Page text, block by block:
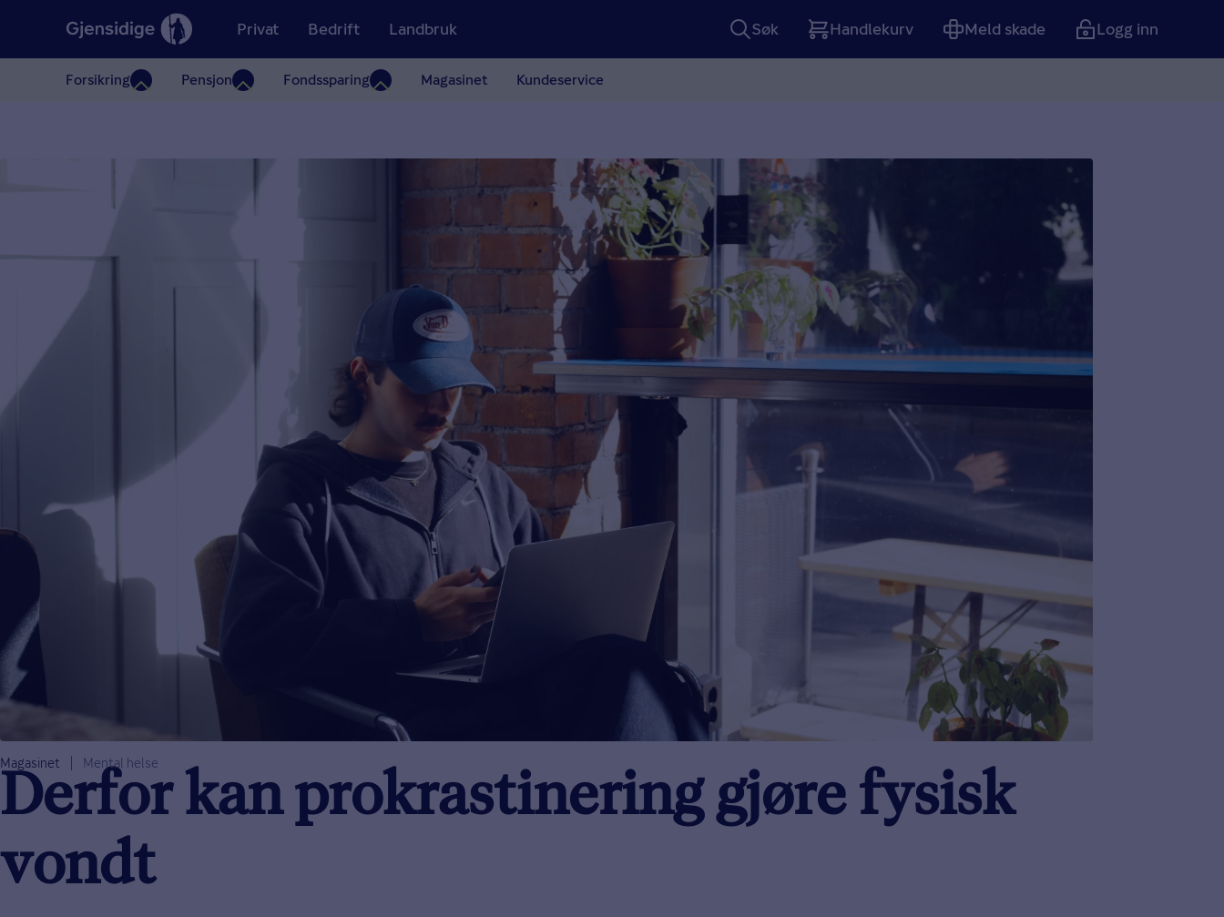
Privat
Forsikring Pensjon Fondssparing Magasinet Kundeservice
Bedrift Landbruk Søk
Handlekurv
Meld skade Logg inn
Magasinet Mental helse
Derfor kan prokrastinering gjøre fysisk
vondt